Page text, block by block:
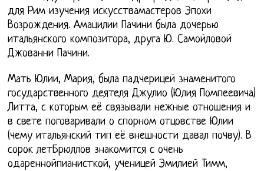
для Рим изучения искусствамастеров Эпохи
Возрождения. Амацилии Пачини была дочерью
итальянского композитора, друга Ю. Самойловой
Джованни Пачини.
Мать Юлии, Мария, была падчерицей знаменитого
государственного деятеля Джулио (Юлия Помпеевича)
Литта, с которым её связывали нежные отношения и
в свете поговаривали о спорном отцовстве Юлии
(чему итальянский тип её внешности давал почву). В
сорок летБрюллов знакомится с очень
одареннойпианисткой, ученицей Эмилией Тимм,